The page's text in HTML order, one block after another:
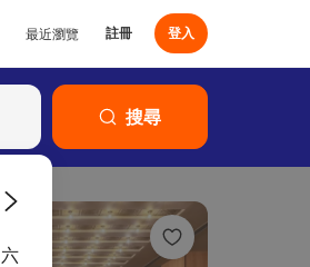
最近瀏覽 註冊 登入
六
搜尋